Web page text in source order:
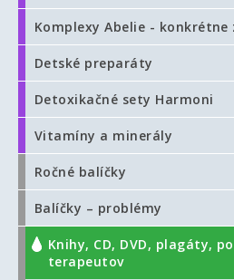
Komplexy Abelie -
Detské preparáty
Detoxikačné sety Harmoni
Vitamíny a minerály
Ročné balíčky
Balíčky – problémy
Knihy, CD, DVD, plagáty,
terapeutov